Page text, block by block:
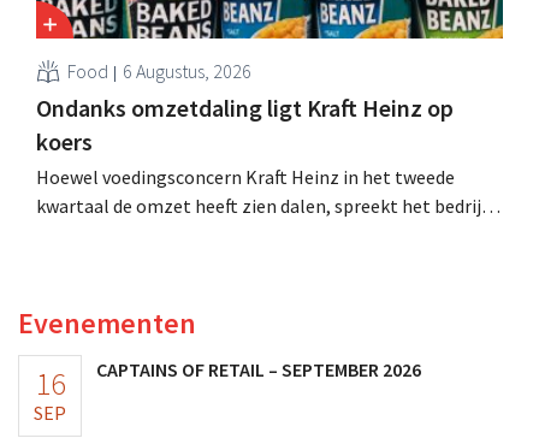
Food 6 Augustus, 2026
Ondanks omzetdaling ligt Kraft Heinz op
koers
Hoewel voedingsconcern Kraft Heinz in het tweede
kwartaal de omzet heeft zien dalen, spreekt het bedrijf
Evenementen
16
SEP
CAPTAINS OF RETAIL – SEPTEMBER 2026